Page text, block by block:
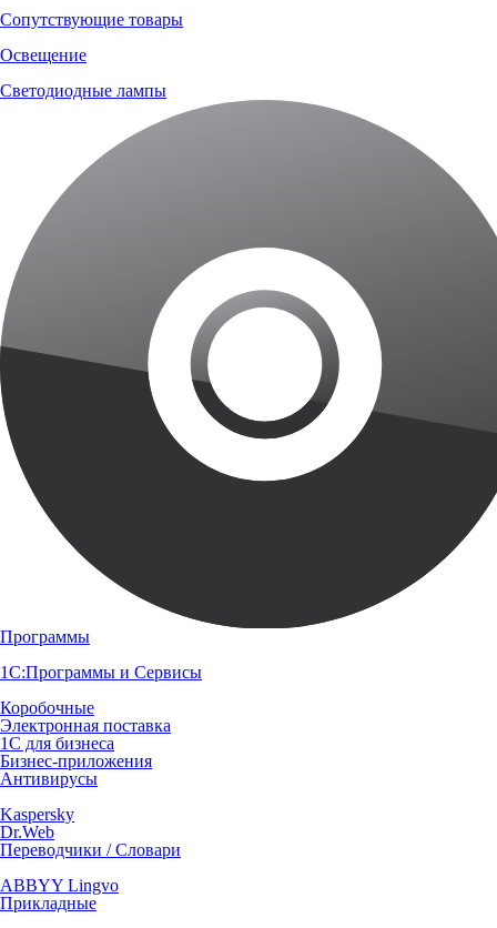
Сопутствующие товары
Освещение
Светодиодные лампы
Программы
1С:Программы и Сервисы
Коробочные
Электронная поставка
1С для бизнеса
Бизнес-приложения
Антивирусы
Kaspersky
Dr.Web
Переводчики / Словари
ABBYY Lingvo
Прикладные